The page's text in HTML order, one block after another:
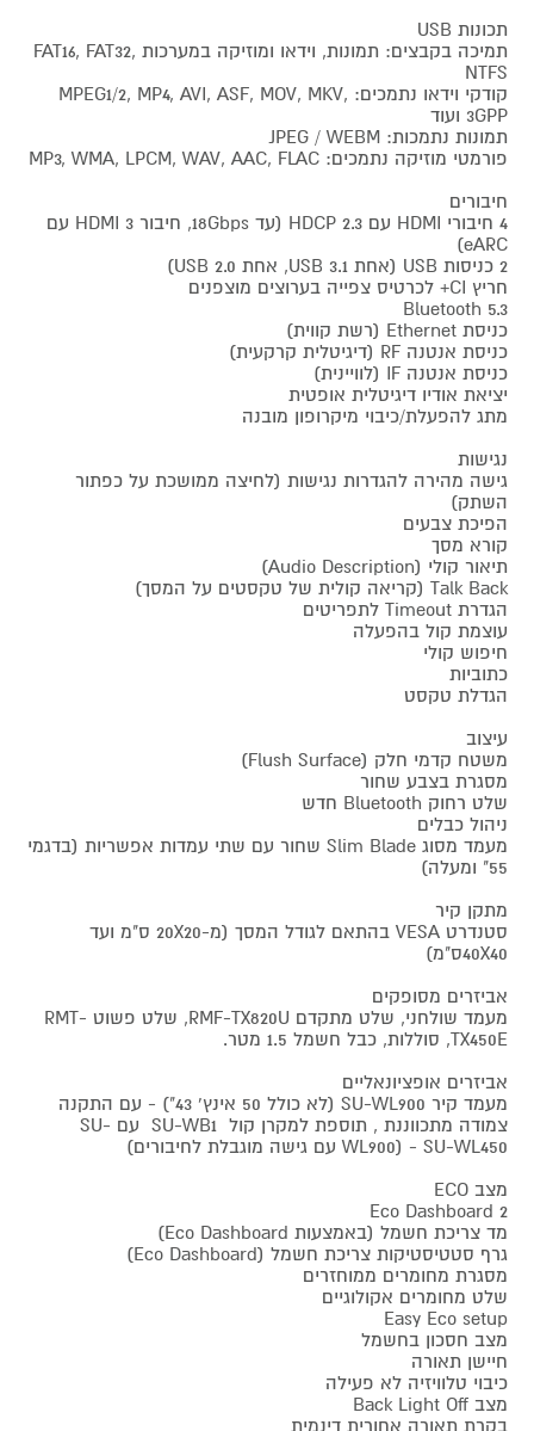
תכונות USB
תמיכה בקבצים: תמונות, וידאו ומוזיקה במערכות FAT16, FAT32,
NTFS
קודקי וידאו נתמכים: MPEG1/2, MP4, AVI, ASF, MOV, MKV,
3GPP ועוד
תמונות נתמכות: JPEG / WEBM
פורמטי מוזיקה נתמכים: MP3, WMA, LPCM, WAV, AAC, FLAC
חיבורים
4 חיבורי HDMI עם HDCP 2.3 (עד 18Gbps, חיבור HDMI 3 עם
eARC)
2 כניסות USB (אחת USB 3.1, אחת USB 2.0)
חריץ CI+ לכרטיס צפייה בערוצים מוצפנים
Bluetooth 5.3
כניסת Ethernet (רשת קווית)
כניסת אנטנה RF (דיגיטלית קרקעית)
כניסת אנטנה IF (לוויינית)
יציאת אודיו דיגיטלית אופטית
מתג להפעלת/כיבוי מיקרופון מובנה
נגישות
גישה מהירה להגדרות נגישות (לחיצה ממושכת על כפתור
השתק)
הפיכת צבעים
קורא מסך
תיאור קולי (Audio Description)
Talk Back (קריאה קולית של טקסטים על המסך)
הגדרת Timeout לתפריטים
עוצמת קול בהפעלה
חיפוש קולי
כתוביות
הגדלת טקסט
עיצוב
משטח קדמי חלק (Flush Surface)
מסגרת בצבע שחור
שלט רחוק Bluetooth חדש
ניהול כבלים
מעמד מסוג Slim Blade שחור עם שתי עמדות אפשריות (בדגמי
55" ומעלה)
מתקן קיר
סטנדרט VESA בהתאם לגודל המסך (מ-20X20 ס"מ ועד
40X40ס"מ)
אביזרים מסופקים
מעמד שולחני, שלט מתקדם RMF-TX820U, שלט פשוט RMT-
TX450E, סוללות, כבל חשמל 1.5 מטר.
אביזרים אופציונאליים
מעמד קיר SU-WL900 (לא כולל 50 אינץ' 43") - עם התקנה
צמודה מתכווננת , תוספת למקרן קול SU-WB1 עם SU-
WL900) - SU-WL450 עם גישה מוגבלת לחיבורים)
מצב ECO
Eco Dashboard 2
מד צריכת חשמל (באמצעות Eco Dashboard)
גרף סטטיסטיקות צריכת חשמל (Eco Dashboard)
מסגרת מחומרים ממוחזרים
שלט מחומרים אקולוגיים
Easy Eco setup
מצב חסכון בחשמל
חיישן תאורה
כיבוי טלוויזיה לא פעילה
מצב Back Light Off
בקרת תאורה אחורית דינמית